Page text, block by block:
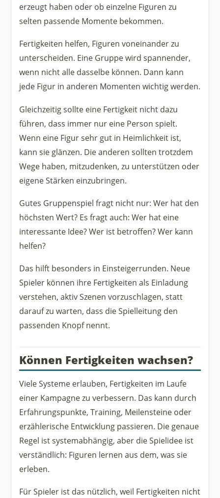
erzeugt haben oder ob einzelne Figuren zu
selten passende Momente bekommen.
Fertigkeiten helfen, Figuren voneinander zu
unterscheiden. Eine Gruppe wird spannender,
wenn nicht alle dasselbe können. Dann kann
jede Figur in anderen Momenten wichtig werden.
Gleichzeitig sollte eine Fertigkeit nicht dazu
führen, dass immer nur eine Person spielt.
Wenn eine Figur sehr gut in Heimlichkeit ist,
kann sie glänzen. Die anderen sollten trotzdem
Wege haben, mitzudenken, zu unterstützen oder
eigene Stärken einzubringen.
Gutes Gruppenspiel fragt nicht nur: Wer hat den
höchsten Wert? Es fragt auch: Wer hat eine
interessante Idee? Wer ist betroffen? Wer kann
helfen?
Das hilft besonders in Einsteigerrunden. Neue
Spieler können ihre Fertigkeiten als Einladung
verstehen, aktiv Szenen vorzuschlagen, statt
darauf zu warten, dass die Spielleitung den
passenden Knopf nennt.
Können Fertigkeiten wachsen?
Viele Systeme erlauben, Fertigkeiten im Laufe
einer Kampagne zu verbessern. Das kann durch
Erfahrungspunkte, Training, Meilensteine oder
erzählerische Entwicklung passieren. Die genaue
Regel ist systemabhängig, aber die Spielidee ist
verständlich: Figuren lernen aus dem, was sie
erleben.
Für Spieler ist das nützlich, weil Fertigkeiten nicht